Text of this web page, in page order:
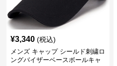
¥3,340 (税込)
メンズ キャップ シールド刺繍ロ
ングバイザーベースボールキャ